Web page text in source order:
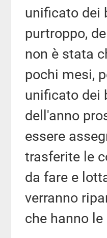
unificato dei
purtroppo,
non è stata
pochi mesi,
unificato dei
dell'anno
essere
trasferite le
da fare e
verranno
che hanno